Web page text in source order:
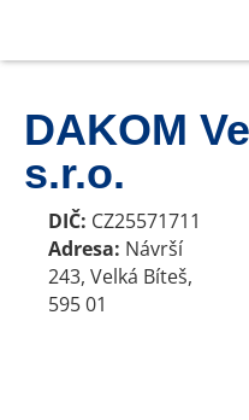
DAKOM
s.r.o.
DIČ: CZ25571711
Adresa: Návrší
243, Velká Bíteš,
595 01